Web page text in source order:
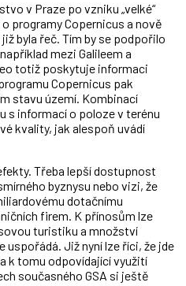
v Praze po vzniku „velké“
programy Copernicus a nově
byla řeč. Tím by se podpořilo
mezi Galileem a
totiž poskytuje informaci
Copernicus pak
stavu území. Kombinací
s informací o poloze v terénu
kvality, jak alespoň uvádí
Třeba lepší dostupnost
byznysu nebo vizi, že
dotačnímu
firem. K přínosům lze
turistiku a množství
uspořádá. Již nyní lze říci, že jde
k tomu odpovídající využití
současného GSA si ještě